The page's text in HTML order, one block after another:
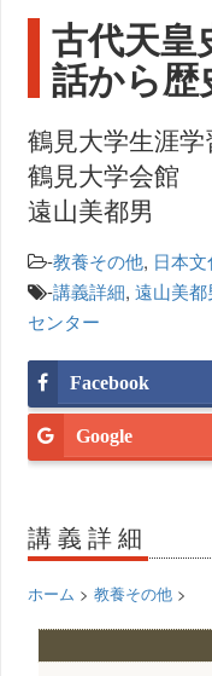
古代天皇
話から歴
鶴見大学生涯
鶴見大学会館
遠山美都男
-教養その他, 日本
-講義詳細,遠山美都
センター
Facebook
Google
講義詳細
ホーム >教養その他 >